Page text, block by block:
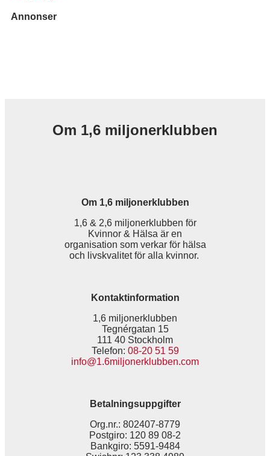
Annonser
Om 1,6 miljonerklubben
Om 1,6 miljonerklubben
1,6 & 2,6 miljonerklubben för
Kvinnor & Hälsa är en
organisation som verkar för hälsa
och livskvalitet för alla kvinnor.
Kontaktinformation
1,6 miljonerklubben
Tegnérgatan 15
111 40 Stockholm
Telefon: 08-20 51 59
info@1.6miljonerklubben.com
Betalningsuppgifter
Org.nr.: 802407-8779
Postgiro: 120 89 08-2
Bankgiro: 5591-9484